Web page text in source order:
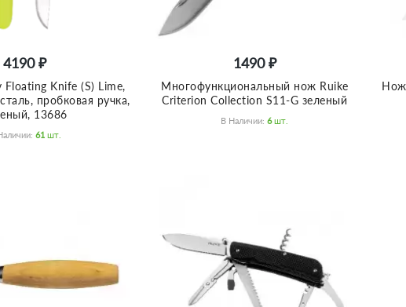
4190 ₽
Knife (S) Lime,
пробковая ручка,
13686
61 Шт.
1490 ₽
Многофункциональный нож Ruike
Criterion Collection S11-G зеленый
В Наличии:6 Шт.
Нож